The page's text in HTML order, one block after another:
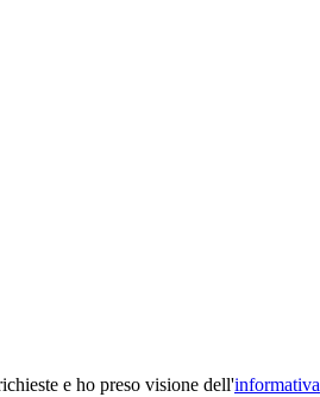
e ho preso visione dell'informativa